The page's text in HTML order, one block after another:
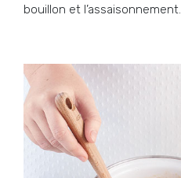
bouillon et l’assaisonnement.